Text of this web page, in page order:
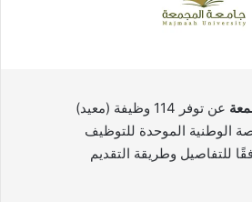
عن توفر 114 وظيفة (معيد)
الوطنية الموحدة للتوظيف
للتفاصيل وطريقة التقديم